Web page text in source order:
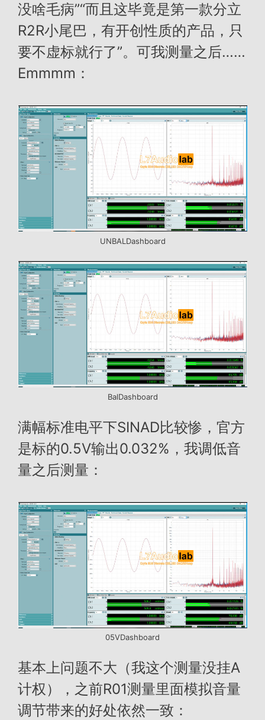
没啥毛病”“而且这毕竟是第一款分立
R2R小尾巴，有开创性质的产品，只
要不虚标就行了”。可我测量之后……
Emmmm：
UNBALDashboard
BalDashboard
满幅标准电平下SINAD比较惨，官方
是标的0.5V输出0.032%，我调低音
量之后测量：
05VDashboard
基本上问题不大（我这个测量没挂A
计权），之前R01测量里面模拟音量
调节带来的好处依然一致：